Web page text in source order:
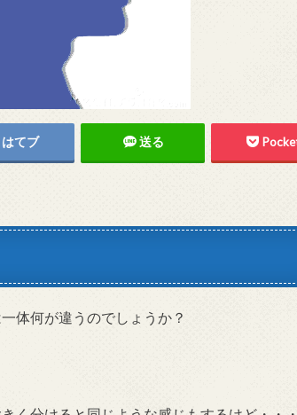
はてブ 送る
体何が違うのでしょうか？